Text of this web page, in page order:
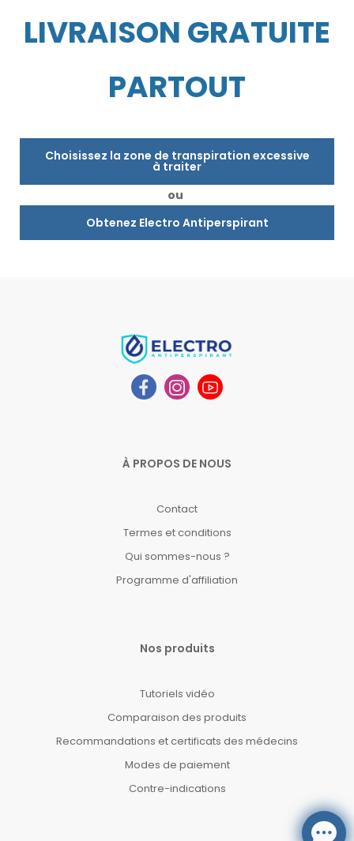
LIVRAISON GRATUITE
PARTOUT
Choisissez la zone de transpiration excessive
à traiter
ou
Obtenez Electro Antiperspirant
À PROPOS DE NOUS
Contact
Termes et conditions
Qui sommes-nous ?
Programme d'affiliation
Nos produits
Tutoriels vidéo
Comparaison des produits
Recommandations et certificats des médecins
Modes de paiement
Contre-indications